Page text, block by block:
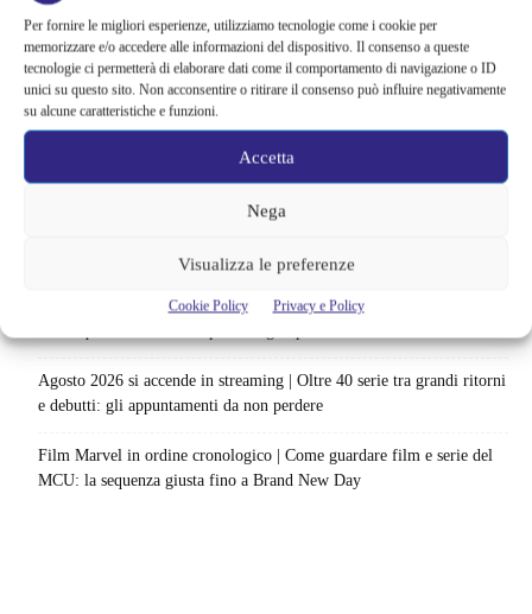
Per fornire le migliori esperienze, utilizziamo tecnologie come i cookie per
memorizzare e/o accedere alle informazioni del dispositivo. Il consenso a queste
tecnologie ci permetterà di elaborare dati come il comportamento di navigazione o ID
unici su questo sito. Non acconsentire o ritirare il consenso può influire negativamente
su alcune caratteristiche e funzioni.
Accetta
Nega
Visualizza le preferenze
Cookie Policy Privacy e Policy
La paura dell’altezza torna al cinema | Il sequel di Fall cambia
scenario: una nuova sfida senza via di fuga
Sony ferma i film sui personaggi di Spider-Man, nessun nuovo
progetto è in sviluppo: cosa resta dell’esperimento
Netflix saluta 16 titoli ad agosto 2026 | 3 serie e 13 film lasciano il
catalogo: le date da segnare per l’ultimo rewatch
84 pasti in 28 giorni: da guardare subito
Uno splendido errore 3 arriva su Netflix, l’ora esatta del debutto in
Agosto 2026 si accende in streaming | Oltre 40 serie tra grandi ritorni
e debutti: gli appuntamenti da non perdere
Film Marvel in ordine cronologico | Come guardare film e serie del
MCU: la sequenza giusta fino a Brand New Day